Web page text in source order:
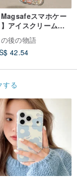
Magsafeスマホケー
アイスクリームト
ック / Creamy / 六角
ルシリーズ
後の物語
42.54
する